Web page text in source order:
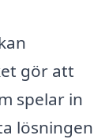
gör att
spelar in
lösningen